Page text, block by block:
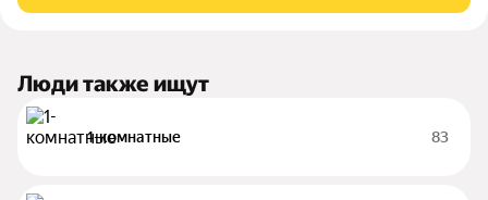
Люди также ищут
1-комнатные 83